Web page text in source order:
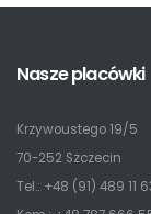
Nasze placówki
Krzywoustego 19/5
70-252 Szczecin
Tel.: +48 (91) 489 11